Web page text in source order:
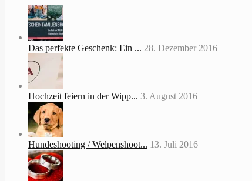
Das perfekte Geschenk: Ein ... 28. Dezember 2016
Hochzeit feiern in der Wipp... 3. August 2016
Hundeshooting / Welpenshoot... 13. Juli 2016